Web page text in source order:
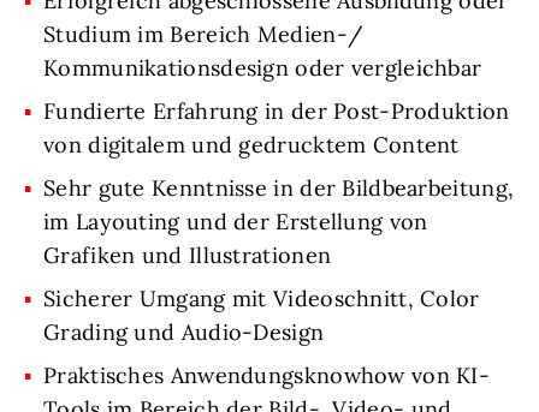
Studium im Bereich Medien-/
Kommunikationsdesign oder vergleichbar
Fundierte Erfahrung in der Post-Produktion
von digitalem und gedrucktem Content
Sehr gute Kenntnisse in der Bildbearbeitung,
im Layouting und der Erstellung von
Grafiken und Illustrationen
Sicherer Umgang mit Videoschnitt, Color
Grading und Audio-Design
Praktisches Anwendungsknowhow von KI-